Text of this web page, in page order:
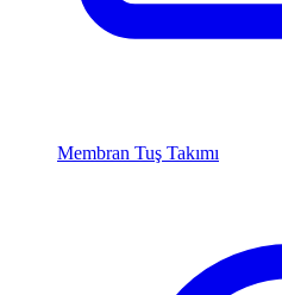
Membran Tuş Takımı